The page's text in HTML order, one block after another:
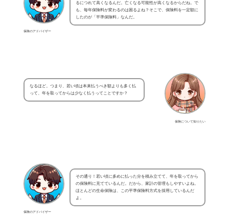
保険のアドバイザー
るにつれて高くなるんだ。亡くなる可能性が高くなるからだね。で
も、毎年保険料が変わるのは困るよね？そこで、保険料を一定額に
したのが「平準保険料」なんだ。
保険について知りたい
なるほど。つまり、若い頃は本来払うべき額よりも多く払
って、年を取ってからは少なく払うってことですか？
保険のアドバイザー
その通り！若い頃に多めに払った分を積み立てて、年を取ってから
の保険料に充てているんだ。だから、家計の管理もしやすいよね。
ほとんどの生命保険は、この平準保険料方式を採用しているんだ
よ。